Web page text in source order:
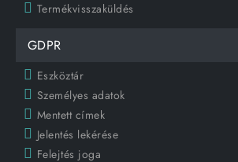
Termékvisszaküldés
GDPR
Eszköztár
Személyes adatok
Mentett címek
Jelentés lekérése
Felejtés joga